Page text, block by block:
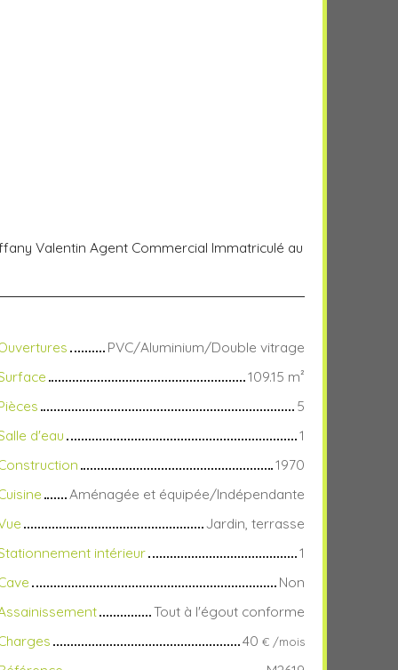
Valentin Agent Commercial Immatriculé au
PVC/Aluminium/Double vitrage
109.15 m²
5
d'eau
1
1970
Aménagée et équipée/Indépendante
Jardin, terrasse
intérieur
1
Non
Tout à l'égout conforme
40 € /mois